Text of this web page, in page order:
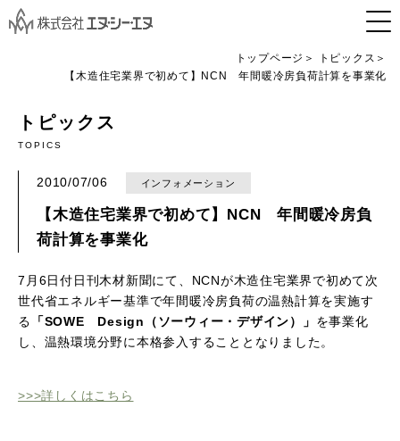
トップページ
トピックス
【木造住宅業界で初めて】NCN 年間暖冷房負荷計算を事業化
トピックス
TOPICS
2010/07/06 インフォメーション
【木造住宅業界で初めて】NCN 年間暖冷房負
荷計算を事業化
7月6日付日刊木材新聞にて、NCNが木造住宅業界で初めて次
世代省エネルギー基準で年間暖冷房負荷の温熱計算を実施す
る
「SOWE Design（ソーウィー・デザイン）」 を事業化
し、温熱環境分野に本格参入することとなりました。
>>>詳しくはこちら